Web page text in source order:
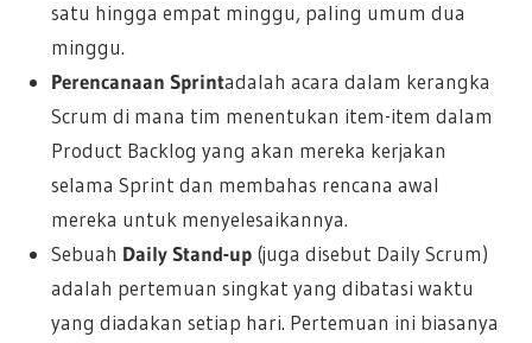
satu hingga empat minggu, paling umum dua
minggu.
Perencanaan Sprintadalah acara dalam kerangka
Scrum di mana tim menentukan item-item dalam
Product Backlog yang akan mereka kerjakan
selama Sprint dan membahas rencana awal
mereka untuk menyelesaikannya.
Sebuah Daily Stand-up(juga disebut Daily Scrum)
adalah pertemuan singkat yang dibatasi waktu
yang diadakan setiap hari. Pertemuan ini biasanya